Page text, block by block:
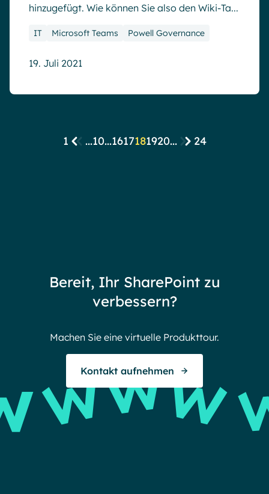
hinzugefügt. Wie können Sie also den Wiki-Ta...
IT Microsoft Teams Powell Governance
19. Juli 2021
1 ...10...1617181920... 24
Bereit, Ihr SharePoint zu
verbessern?
Machen Sie eine virtuelle Produkttour.
Kontakt aufnehmen